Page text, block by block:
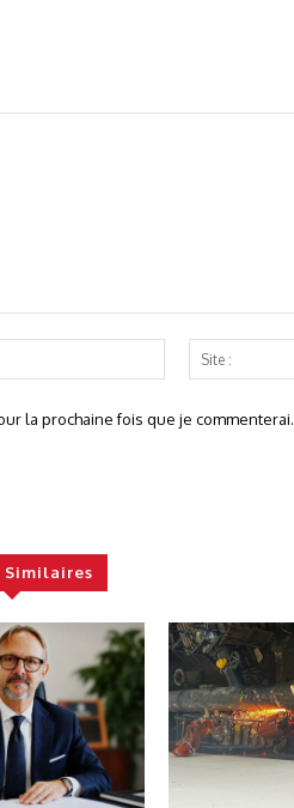
Email
:*
la prochaine fois que je commenterai.